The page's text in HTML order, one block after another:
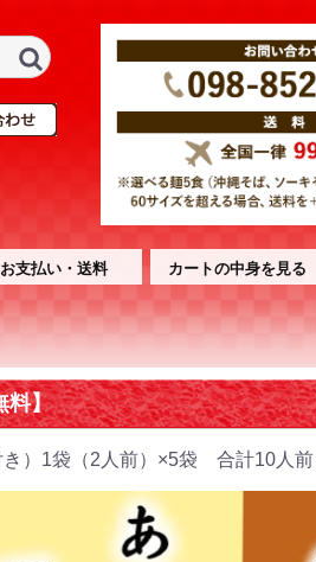
お支払い・送料 カートの中身を見る
料】
）1袋（2人前）×5袋 合計10人前